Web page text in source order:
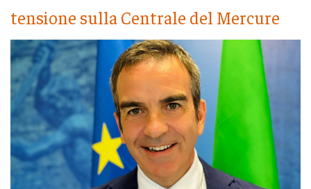
tensione sulla Centrale del Mercure